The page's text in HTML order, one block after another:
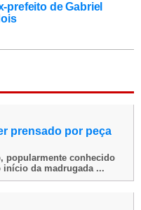
prefeito de Gabriel
prensado por peça
popularmente conhecido
da madrugada ...